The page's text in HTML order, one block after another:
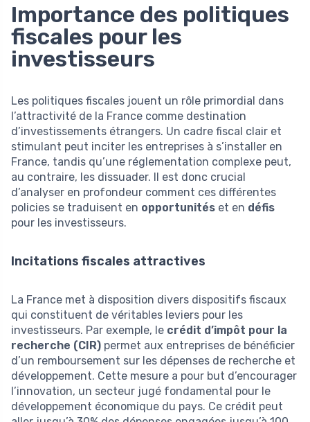
Importance des politiques
fiscales pour les
investisseurs
Les politiques fiscales jouent un rôle primordial dans
l’attractivité de la France comme destination
d’investissements étrangers. Un cadre fiscal clair et
stimulant peut inciter les entreprises à s’installer en
France, tandis qu’une réglementation complexe peut,
au contraire, les dissuader. Il est donc crucial
d’analyser en profondeur comment ces différentes
policies se traduisent en opportunités et en défis
pour les investisseurs.
Incitations fiscales attractives
La France met à disposition divers dispositifs fiscaux
qui constituent de véritables leviers pour les
investisseurs. Par exemple, le crédit d’impôt pour la
recherche (CIR) permet aux entreprises de bénéficier
d’un remboursement sur les dépenses de recherche et
développement. Cette mesure a pour but d’encourager
l’innovation, un secteur jugé fondamental pour le
développement économique du pays. Ce crédit peut